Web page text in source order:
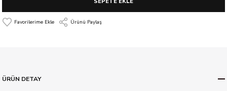
Ürünü Paylaş
ÜRÜN DETAY